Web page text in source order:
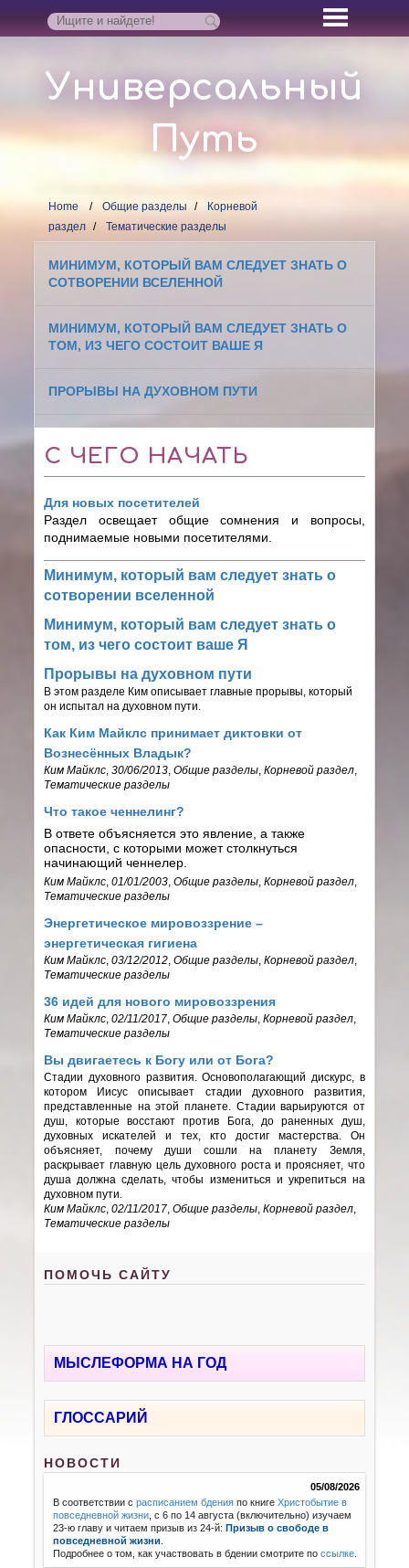
Универсальный
Путь
Home Общие разделы
Корневой
раздел
Тематические разделы
МИНИМУМ, КОТОРЫЙ ВАМ СЛЕДУЕТ ЗНАТЬ О
СОТВОРЕНИИ ВСЕЛЕННОЙ
МИНИМУМ, КОТОРЫЙ ВАМ СЛЕДУЕТ ЗНАТЬ О
ТОМ, ИЗ ЧЕГО СОСТОИТ ВАШЕ Я
ПРОРЫВЫ НА ДУХОВНОМ ПУТИ
С ЧЕГО НАЧАТЬ
Для новых посетителей
Раздел освещает общие сомнения и вопросы,
поднимаемые новыми посетителями.
Минимум, который вам следует знать о
сотворении вселенной
Минимум, который вам следует знать о
том, из чего состоит ваше Я
Прорывы на духовном пути
В этом разделе Ким описывает главные прорывы, который
он испытал на духовном пути.
Как Ким Майклс принимает диктовки от
Вознесённых Владык?
Ким Майклс,30/06/2013,Общие разделы,Корневой раздел,
Тематические разделы
Что такое ченнелинг?
В ответе объясняется это явление, а также
опасности, с которыми может столкнуться
начинающий ченнелер.
Ким Майклс,01/01/2003,Общие разделы,Корневой раздел,
Тематические разделы
Энергетическое мировоззрение –
энергетическая гигиена
Ким Майклс,03/12/2012,Общие разделы,Корневой раздел,
Тематические разделы
36 идей для нового мировоззрения
Ким Майклс,02/11/2017,Общие разделы,Корневой раздел,
Тематические разделы
Вы двигаетесь к Богу или от Бога?
Стадии духовного развития. Основополагающий дискурс, в
котором Иисус описывает стадии духовного развития,
представленные на этой планете. Стадии варьируются от
душ, которые восстают против Бога, до раненных душ,
духовных искателей и тех, кто достиг мастерства. Он
объясняет, почему души сошли на планету Земля,
раскрывает главную цель духовного роста и проясняет, что
душа должна сделать, чтобы измениться и укрепиться на
духовном пути.
Ким Майклс,02/11/2017,Общие разделы,Корневой раздел,
Тематические разделы
ПОМОЧЬ САЙТУ
МЫСЛЕФОРМА НА ГОД
ГЛОССАРИЙ
НОВОСТИ
05/08/2026
В соответствии срасписанием бдения по книгеХристобытие в
повседневной жизни , с 6 по 14 августа (включительно) изучаем
23-ю главу и читаем призыв из 24-й:Призыв о свободе в
повседневной жизни
Подробнее о том, как участвовать в бдении смотрите поссылке